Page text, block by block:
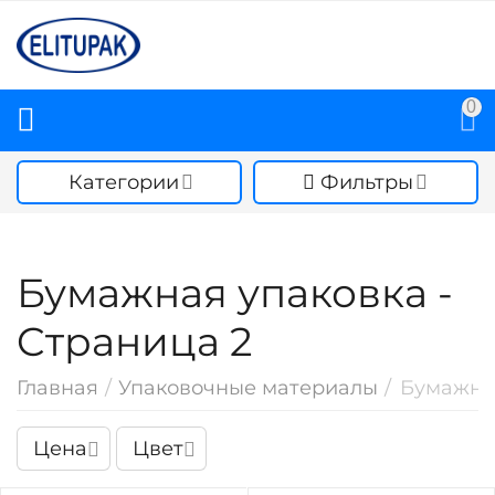
0
Категории Фильтры
Бумажная упаковка -
Cтраница 2
Главная / Упаковочные материалы /
Цена Цвет